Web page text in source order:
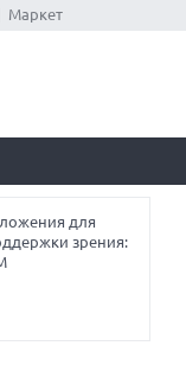
Маркет
для
зрения: